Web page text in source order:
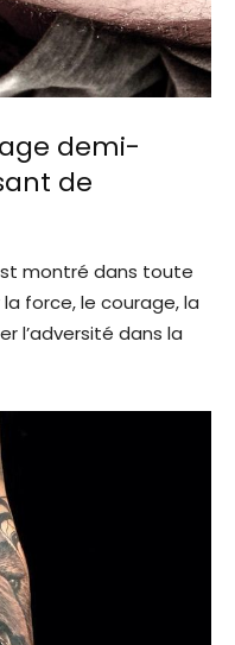
demi-
de
montré dans toute
force, le courage, la
l’adversité dans la